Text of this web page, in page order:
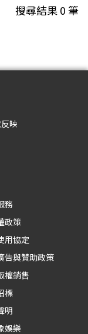
搜尋結果0筆
映
務
政策
用協定
告與贊助政策
權銷售
標
明
娛樂